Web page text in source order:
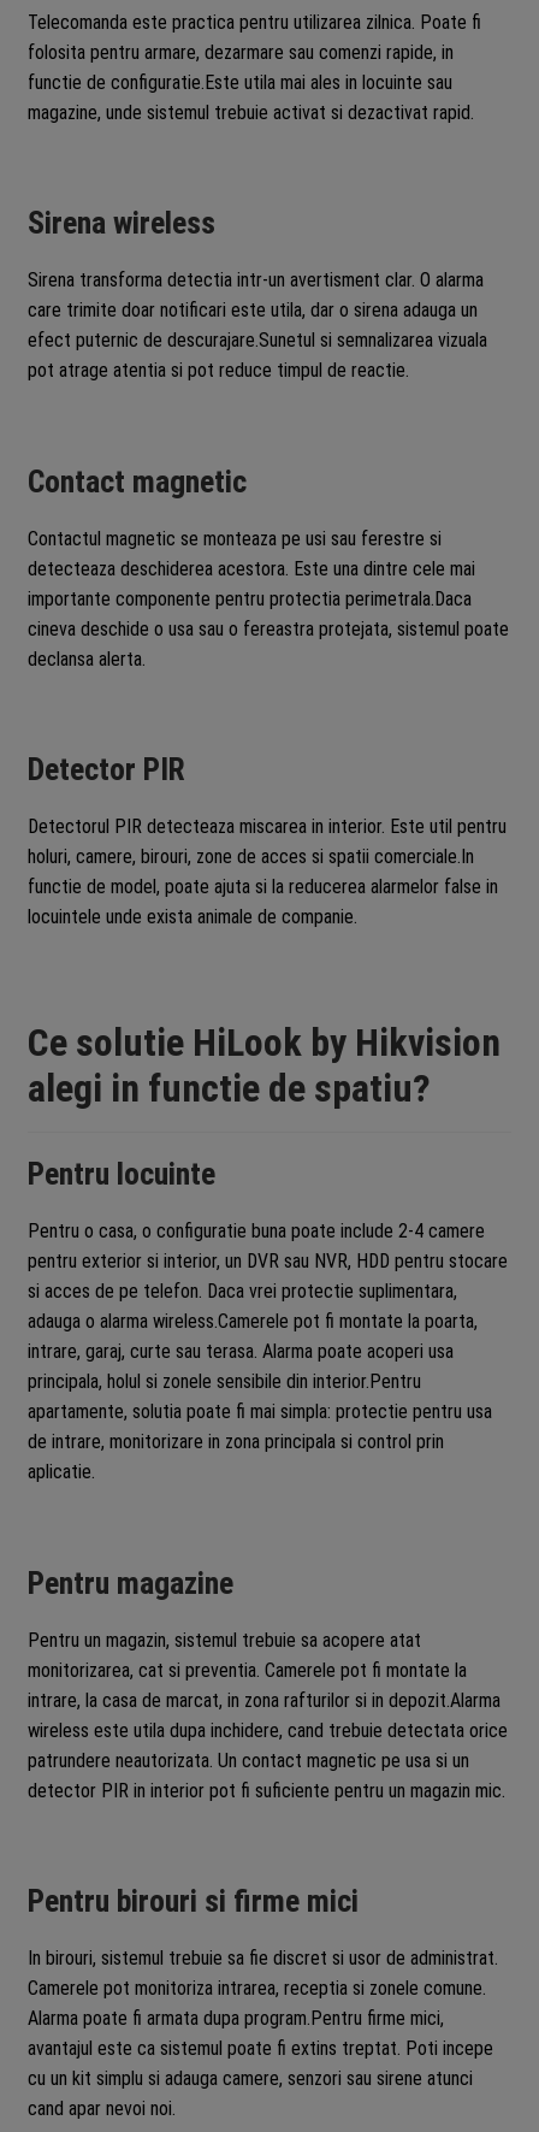
Telecomanda este practica pentru utilizarea zilnica. Poate fi
folosita pentru armare, dezarmare sau comenzi rapide, in
functie de configuratie.Este utila mai ales in locuinte sau
magazine, unde sistemul trebuie activat si dezactivat rapid.
Sirena wireless
Sirena transforma detectia intr-un avertisment clar. O alarma
care trimite doar notificari este utila, dar o sirena adauga un
efect puternic de descurajare.Sunetul si semnalizarea vizuala
pot atrage atentia si pot reduce timpul de reactie.
Contact magnetic
Contactul magnetic se monteaza pe usi sau ferestre si
detecteaza deschiderea acestora. Este una dintre cele mai
importante componente pentru protectia perimetrala.Daca
cineva deschide o usa sau o fereastra protejata, sistemul poate
declansa alerta.
Detector PIR
Detectorul PIR detecteaza miscarea in interior. Este util pentru
holuri, camere, birouri, zone de acces si spatii comerciale.In
functie de model, poate ajuta si la reducerea alarmelor false in
locuintele unde exista animale de companie.
Ce solutie HiLook by Hikvision
alegi in functie de spatiu?
Pentru locuinte
Pentru o casa, o configuratie buna poate include 2-4 camere
pentru exterior si interior, un DVR sau NVR, HDD pentru stocare
si acces de pe telefon. Daca vrei protectie suplimentara,
adauga o alarma wireless.Camerele pot fi montate la poarta,
intrare, garaj, curte sau terasa. Alarma poate acoperi usa
principala, holul si zonele sensibile din interior.Pentru
apartamente, solutia poate fi mai simpla: protectie pentru usa
de intrare, monitorizare in zona principala si control prin
aplicatie.
Pentru magazine
Pentru un magazin, sistemul trebuie sa acopere atat
monitorizarea, cat si preventia. Camerele pot fi montate la
intrare, la casa de marcat, in zona rafturilor si in depozit.Alarma
wireless este utila dupa inchidere, cand trebuie detectata orice
patrundere neautorizata. Un contact magnetic pe usa si un
detector PIR in interior pot fi suficiente pentru un magazin mic.
Pentru birouri si firme mici
In birouri, sistemul trebuie sa fie discret si usor de administrat.
Camerele pot monitoriza intrarea, receptia si zonele comune.
Alarma poate fi armata dupa program.Pentru firme mici,
avantajul este ca sistemul poate fi extins treptat. Poti incepe
cu un kit simplu si adauga camere, senzori sau sirene atunci
cand apar nevoi noi.